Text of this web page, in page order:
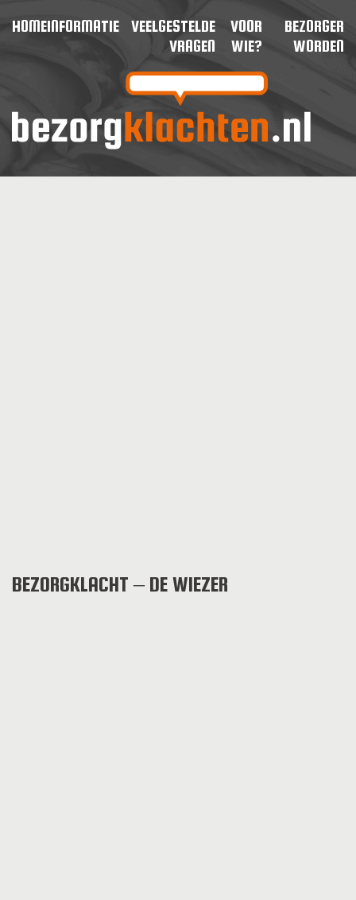
HOMEINFORMATIE
VEELGESTELDE
VRAGEN
VOOR
WIE?
BEZORGER
WORDEN
BEZORGKLACHT – DE WIEZER